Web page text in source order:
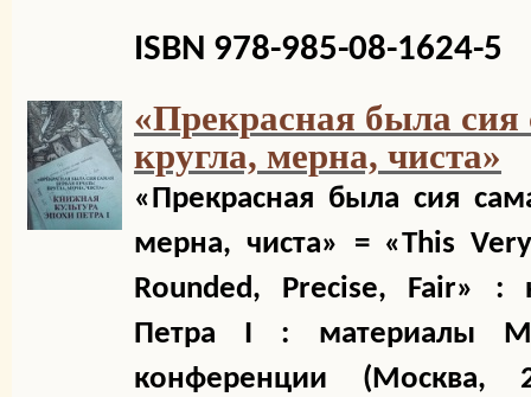
ISBN 978-985-08-1624-5
«Прекрасная была сия
кругла, мерна, чиста»
«Прекрасная была сия
мерна, чиста» = «This
Rounded, Precise, Fair» :
Петра I : материалы
конференции